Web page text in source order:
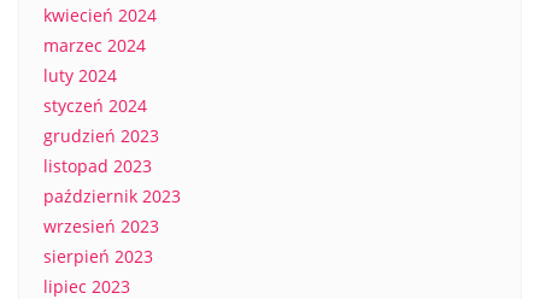
kwiecień 2024
marzec 2024
luty 2024
styczeń 2024
grudzień 2023
listopad 2023
październik 2023
wrzesień 2023
sierpień 2023
lipiec 2023